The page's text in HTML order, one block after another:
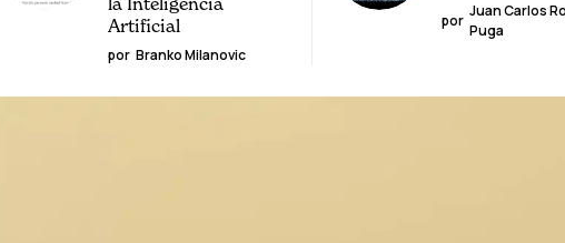
Artificial
por Branko Milanovic
por
Juan Carlos
Puga